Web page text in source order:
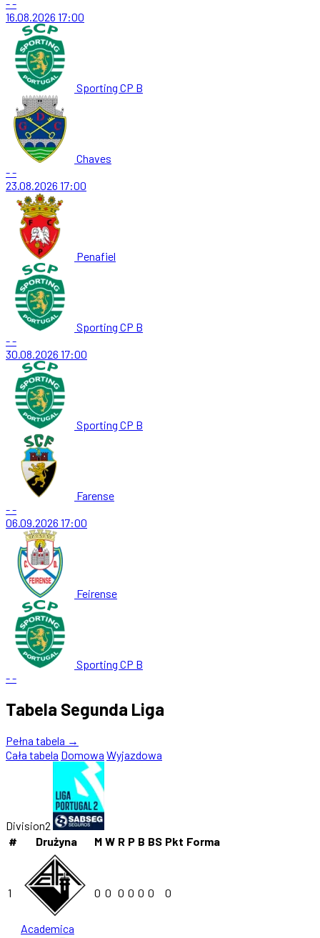
--
16.08.2026 17:00
Sporting CP B
Chaves
--
23.08.2026 17:00
Penafiel
Sporting CP B
--
30.08.2026 17:00
Sporting CP B
Farense
--
06.09.2026 17:00
Feirense
Sporting CP B
--
Tabela Segunda Liga
Pełna tabela →
Cała tabela Domowa Wyjazdowa
Division2
#
Drużyna M W R P B BS Pkt Forma
1
Academica
0 0 0 0 0 0 0